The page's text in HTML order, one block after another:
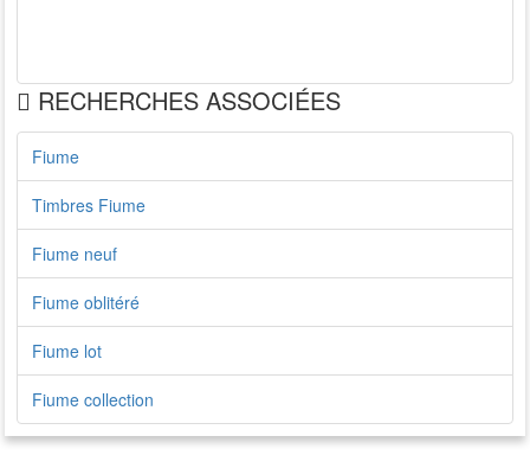
RECHERCHES ASSOCIÉES
Fiume
Timbres Fiume
Fiume neuf
Fiume oblitéré
Fiume lot
Fiume collection